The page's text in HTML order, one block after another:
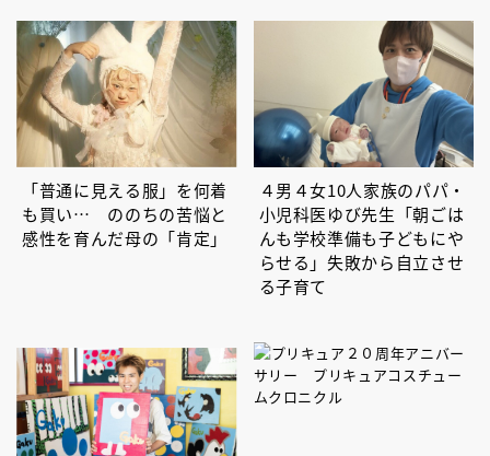
「普通に見える服」を何着
も買い… ののちの苦悩と
感性を育んだ母の「肯定」
４男４女10人家族のパパ・
小児科医ゆび先生「朝ごは
んも学校準備も子どもにや
らせる」失敗から自立させ
る子育て